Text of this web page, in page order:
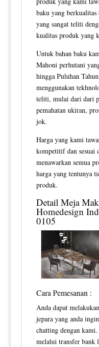
baku yang berkualitas
yang sangat teliti
kualitas produk yang
Untuk bahan baku
Mahoni perhutani
hingga Puluhan
menggunakan
teliti, mulai dari dari
pemahatan ukiran,
jok.
Harga yang kami
kompetitif dan sesuai
menawarkan semua
harga yang tentunya
produk.
Detail Meja
Homedesign
0105
Cara Pemesanan :
Anda dapat
jepara yang anda
chatting dengan kami.
melalui transfer bank